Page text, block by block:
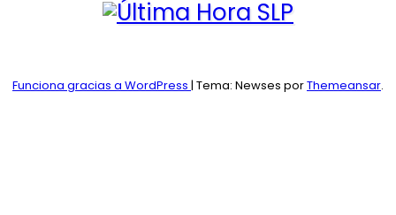
Funciona gracias a WordPress | Tema: Newses porThemeansar.